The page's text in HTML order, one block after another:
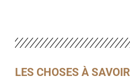
LES CHOSES À SAVOIR